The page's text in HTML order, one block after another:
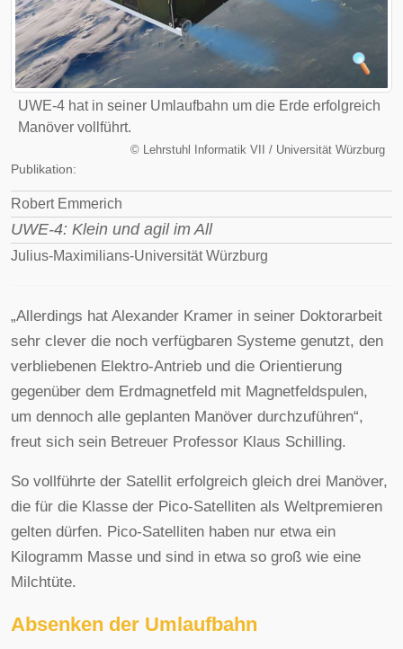
UWE-4 hat in seiner Umlaufbahn um die Erde erfolgreich
Manöver vollführt.
© Lehrstuhl Informatik VII / Universität Würzburg
Publikation:
Robert Emmerich
UWE-4: Klein und agil im All
Julius-Maximilians-Universität Würzburg
„Allerdings hat Alexander Kramer in seiner Doktorarbeit
sehr clever die noch verfügbaren Systeme genutzt, den
verbliebenen Elektro-Antrieb und die Orientierung
gegenüber dem Erdmagnetfeld mit Magnetfeldspulen,
um dennoch alle geplanten Manöver durchzuführen“,
freut sich sein Betreuer Professor Klaus Schilling.
So vollführte der Satellit erfolgreich gleich drei Manöver,
die für die Klasse der Pico-Satelliten als Weltpremieren
gelten dürfen. Pico-Satelliten haben nur etwa ein
Kilogramm Masse und sind in etwa so groß wie eine
Milchtüte.
Absenken der Umlaufbahn